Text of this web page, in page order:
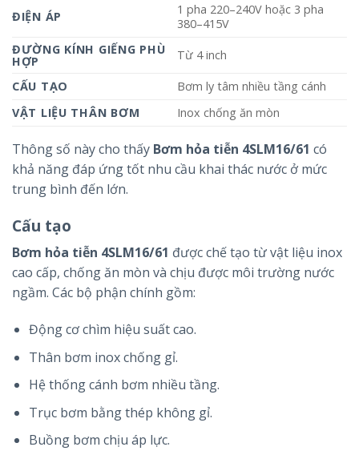
ĐIỆN ÁP
1 pha 220–240V hoặc 3 pha
380–415V
ĐƯỜNG KÍNH GIẾNG PHÙ
HỢP Từ 4 inch
CẤU TẠO
Bơm ly tâm nhiều tầng cánh
VẬT LIỆU THÂN BƠM
Inox chống ăn mòn
Thông số này cho thấy Bơm hỏa tiễn 4SLM16/61 có
khả năng đáp ứng tốt nhu cầu khai thác nước ở mức
trung bình đến lớn.
Cấu tạo
Bơm hỏa tiễn 4SLM16/61 được chế tạo từ vật liệu inox
cao cấp, chống ăn mòn và chịu được môi trường nước
ngầm. Các bộ phận chính gồm:
Động cơ chìm hiệu suất cao.
Thân bơm inox chống gỉ.
Hệ thống cánh bơm nhiều tầng.
Trục bơm bằng thép không gỉ.
Buồng bơm chịu áp lực.